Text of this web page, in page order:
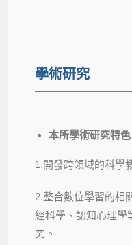
學術研究
本所學術研究特色
1.開發跨領域的科學
2.整合數位學習的相
經科學、認知心理學
究。